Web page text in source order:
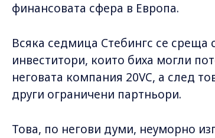
финансовата сфера в Европа.
Всяка седмица Стебингс се
инвеститори, които биха могли
неговата компания 20VC, а след
други ограничени партньори.
Това, по негови думи, неуморно